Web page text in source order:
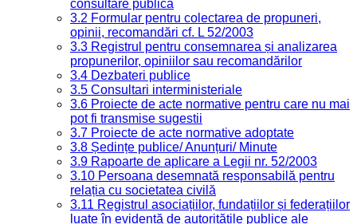
consultare publică
3.2 Formular pentru colectarea de propuneri,
opinii, recomandări cf. L 52/2003
3.3 Registrul pentru consemnarea și analizarea
propunerilor, opiniilor sau recomandărilor
3.4 Dezbateri publice
3.5 Consultari interministeriale
3.6 Proiecte de acte normative pentru care nu mai
pot fi transmise sugestii
3.7 Proiecte de acte normative adoptate
3.8 Ședințe publice/ Anunțuri/ Minute
3.9 Rapoarte de aplicare a Legii nr. 52/2003
3.10 Persoana desemnată responsabilă pentru
relația cu societatea civilă
3.11 Registrul asociațiilor, fundațiilor și federațiilor
luate în evidență de autoritățile publice ale